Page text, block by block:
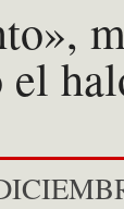
el